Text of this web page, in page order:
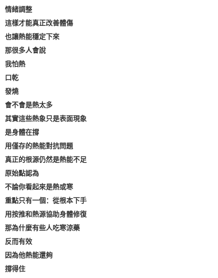
情緒調整
這樣才能真正改善體傷
也讓熱能穩定下來
那很多人會說
我怕熱
口乾
發燒
會不會是熱太多
其實這些熱象只是表面現象
是身體在撐
用僅存的熱能對抗問題
真正的根源仍然是熱能不足
原始點認為
不論你看起來是熱或寒
重點只有一個：從根本下手
用按推和熱源協助身體修復
那為什麼有些人吃寒涼藥
反而有效
因為他熱能還夠
撐得住